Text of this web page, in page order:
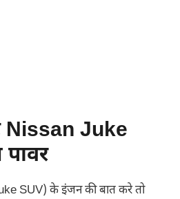
Nissan Juke
SUV) के इंजन की बात करे तो